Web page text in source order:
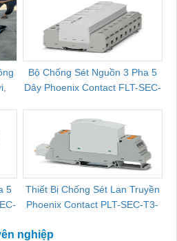
Bộ Chống Sét Nguồn 3 Pha 5
Dây Phoenix Contact FLT-SEC-
5
Thiết Bị Chống Sét Lan Truyền
Phoenix Contact PLT-SEC-T3-
nghiệp